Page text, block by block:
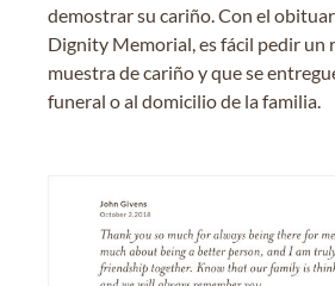
demostrar su cariño. Con el
Dignity Memorial, es fácil pedir un
muestra de cariño y que se
funeral o al domicilio de la familia.